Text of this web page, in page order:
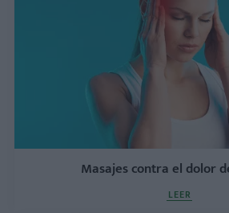
Masajes contra el dolor
LEER